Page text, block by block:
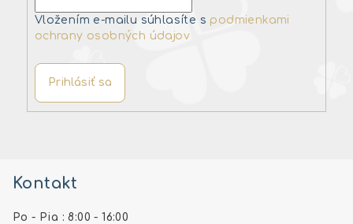
Vložením e-mailu súhlasíte s podmienkami
ochrany osobných údajov
Prihlásiť sa
Kontakt
Po - Pia : 8:00 - 16:00